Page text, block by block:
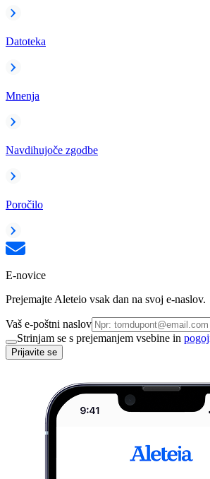
Datoteka
Mnenja
Navdihujoče zgodbe
Poročilo
E-novice
Prejemajte Aleteio vsak dan na svoj e-naslov.
Vaš e-poštni naslov
Strinjam se s prejemanjem vsebine in
Prijavite se